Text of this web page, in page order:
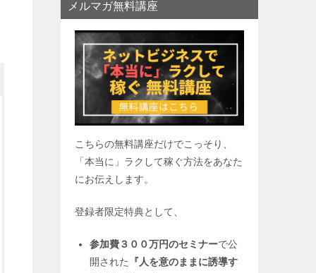
メルマガ無料講座
こちらの無料講座だけでこっそり、
「本当に」ラクして稼ぐ方法をあなた
にお伝えします。
登録者限定特典として、
参加費３００万円のセミナーで公
開された
『人を意のままに誘導す